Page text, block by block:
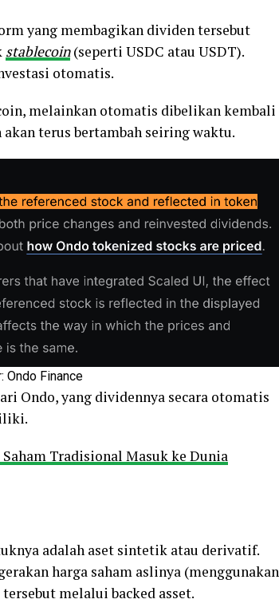
yang membagikan dividen tersebut
stablecoin(seperti USDC atau USDT).
otomatis.
melainkan otomatis dibelikan kembali
terus bertambah seiring waktu.
Ondo Finance
Ondo, yang dividennya secara otomatis
Tradisional Masuk ke Dunia
adalah aset sintetik atau derivatif.
harga saham aslinya (menggunakan
melalui backed asset.